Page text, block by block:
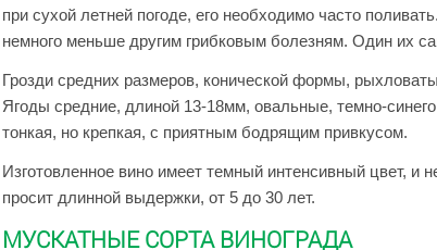
при сухой летней погоде, его необходимо часто
немного меньше другим грибковым болезням. Один их
Грозди средних размеров, конической формы,
Ягоды средние, длиной 13-18мм, овальные, темно-
тонкая, но крепкая, с приятным бодрящим привкусом.
Изготовленное вино имеет темный интенсивный цвет, и
просит длинной выдержки, от 5 до 30 лет.
МУСКАТНЫЕ СОРТА ВИНОГРАДА